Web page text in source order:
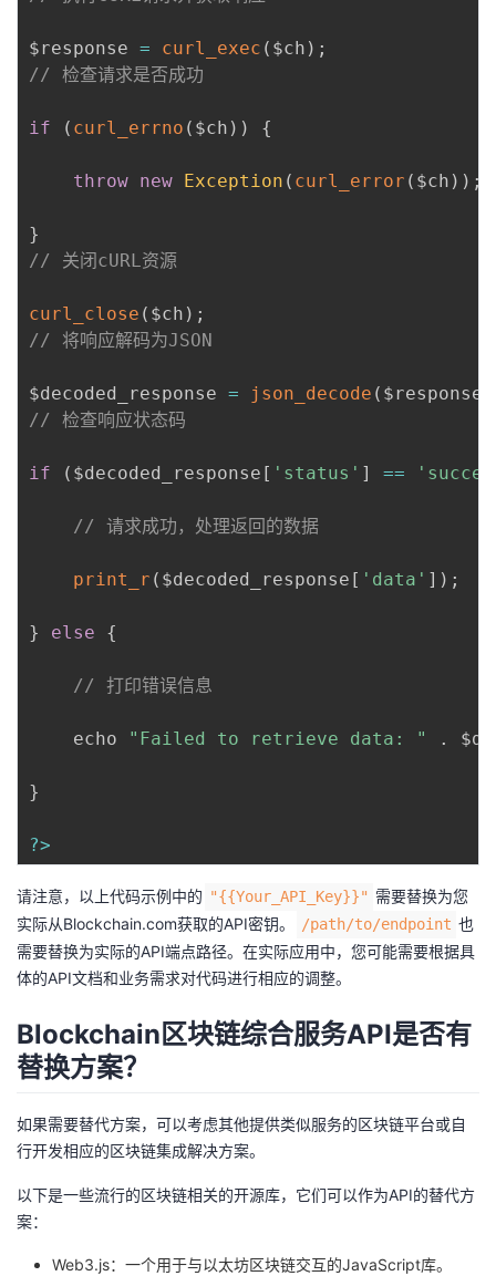
$response = curl_exec ( $ch ) ;
// 检查请求是否成功
if ( curl_errno ( $ch ) ) {
throw new Exception ( curl_error ( $ch ) ) ;
}
// 关闭cURL资源
curl_close ( $ch ) ;
// 将响应解码为JSON
$decoded_response = json_decode ( $response
// 检查响应状态码
if ( $decoded_response [ 'status' ] ==
// 请求成功，处理返回的数据
print_r ( $decoded_response [ 'data' ] ) ;
} else {
// 打印错误信息
    echo
"Failed to retrieve data: " .
}
?>
请注意，以上代码示例中的 "{{Your_API_Key}}" 需要替换为您
实际从Blockchain.com获取的API密钥。
/path/to/endpoint 也
需要替换为实际的API端点路径。在实际应用中，您可能需要根据具
体的API文档和业务需求对代码进行相应的调整。
Blockchain区块链综合服务API是否有
替换方案？
如果需要替代方案，可以考虑其他提供类似服务的区块链平台或自
行开发相应的区块链集成解决方案。
以下是一些流行的区块链相关的开源库，它们可以作为API的替代方
案：
Web3.js：一个用于与以太坊区块链交互的JavaScript库。